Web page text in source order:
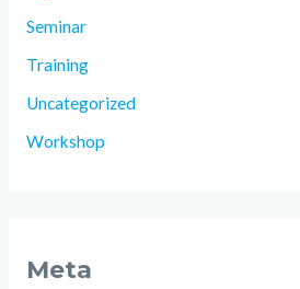
Seminar
Training
Uncategorized
Workshop
Meta